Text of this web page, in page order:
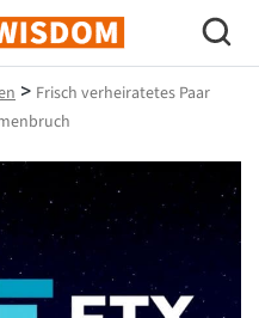
> Frisch verheiratetes Paar